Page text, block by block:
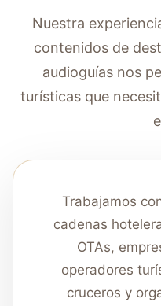
Nuestra
contenidos de
audioguías nos
turísticas que
Trabajamos
cadenas
OTAs,
operadores
cruceros y